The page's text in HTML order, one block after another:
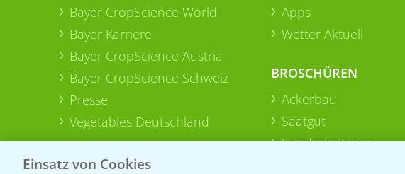
Bayer CropScience World
Bayer Karriere
Bayer CropScience Austria
Bayer CropScience Schweiz
Presse
Vegetables Deutschland
Apps
Wetter Aktuell
BROSCHÜREN
Ackerbau
Saatgut
Sonderkulturen
Einsatz von Cookies